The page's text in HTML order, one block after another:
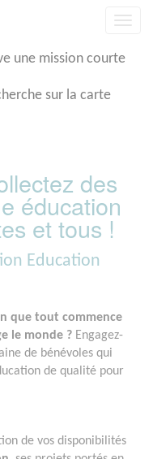
une mission courte
sur la carte
des
éducation
et tous !
Education
que tout commence
le monde ? Engagez-
de bénévoles qui
de qualité pour
de vos disponibilités